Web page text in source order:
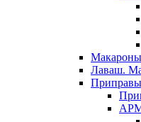
Макароны
Лаваш.